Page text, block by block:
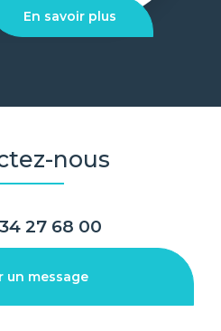
En savoir plus
nous
27 68 00
un message